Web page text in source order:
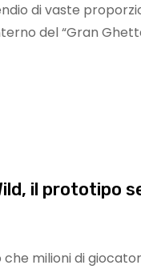
di vaste
del “Gran
il prototipo
che milioni di